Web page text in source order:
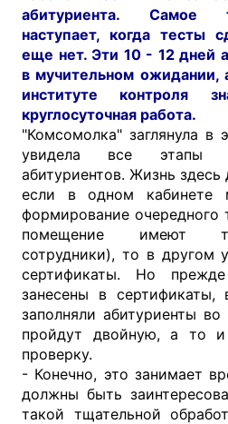
абитуриента. Самое
наступает, когда тесты
еще нет. Эти 10 - 12 дней
в мучительном ожидании,
институте контроля
круглосуточная работа.
"Комсомолка" заглянула в
увидела все этапы
абитуриентов. Жизнь здесь
если в одном кабинете
формирование очередного
помещение имеют
сотрудники), то в другом
сертификаты. Но
занесены в сертификаты,
заполняли абитуриенты
пройдут двойную, а то и
проверку.
- Конечно, это занимает
должны быть
такой тщательной